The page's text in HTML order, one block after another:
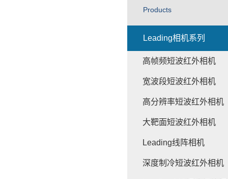
Products
Leading相机系列
高帧频短波红外相机
宽波段短波红外相机
高分辨率短波红外相机
大靶面短波红外相机
Leading线阵相机
深度制冷短波红外相机